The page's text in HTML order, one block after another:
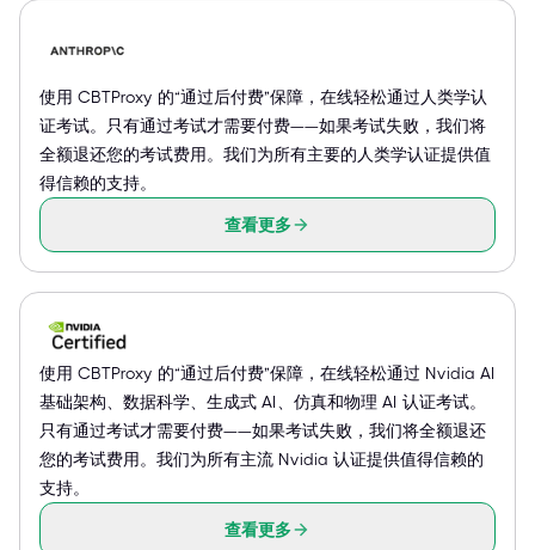
使用 CBTProxy 的“通过后付费”保障，在线轻松通过人类学认
证考试。只有通过考试才需要付费——如果考试失败，我们将
全额退还您的考试费用。我们为所有主要的人类学认证提供值
得信赖的支持。
查看更多
使用 CBTProxy 的“通过后付费”保障，在线轻松通过 Nvidia AI
基础架构、数据科学、生成式 AI、仿真和物理 AI 认证考试。
只有通过考试才需要付费——如果考试失败，我们将全额退还
您的考试费用。我们为所有主流 Nvidia 认证提供值得信赖的
支持。
查看更多